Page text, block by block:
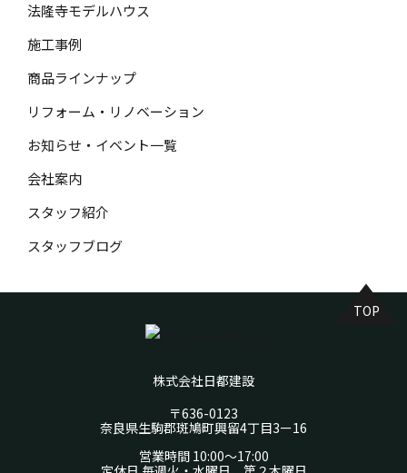
法隆寺モデルハウス
施工事例
商品ラインナップ
リフォーム・リノベーション
お知らせ・イベント一覧
会社案内
スタッフ紹介
スタッフブログ
TOP
株式会社日都建設
〒636-0123
奈良県生駒郡斑鳩町興留4丁目3ー16
営業時間 10:00～17:00